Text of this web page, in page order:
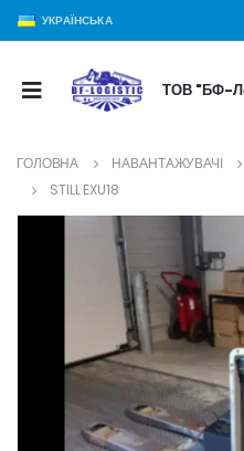
УКРАЇНСЬКА
ТОВ "БФ-
ГОЛОВНА НАВАНТАЖУВАЧІ
STILL EXU18